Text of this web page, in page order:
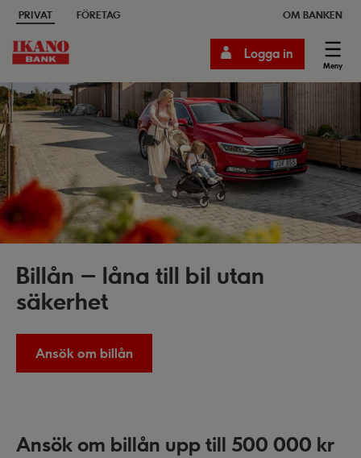
PRIVAT FÖRETAG OM BANKEN
Meny
Logga in
Billån – låna till bil utan
säkerhet
Ansök om billån
Ansök om billån upp till 500 000 kr